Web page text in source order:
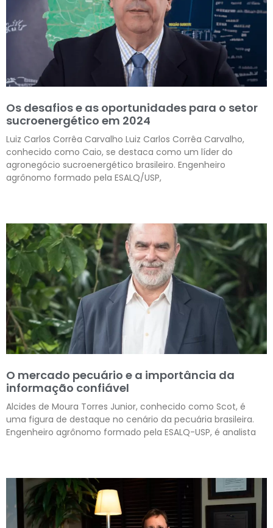
Os desafios e as oportunidades para o setor
sucroenergético em 2024
Luiz Carlos Corrêa Carvalho Luiz Carlos Corrêa Carvalho,
conhecido como Caio, se destaca como um líder do
agronegócio sucroenergético brasileiro. Engenheiro
agrônomo formado pela ESALQ/USP,
O mercado pecuário e a importância da
informação confiável
Alcides de Moura Torres Junior, conhecido como Scot, é
uma figura de destaque no cenário da pecuária brasileira.
Engenheiro agrônomo formado pela ESALQ-USP, é analista